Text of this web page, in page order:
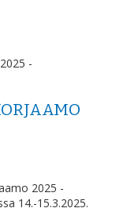
2025 -
14.-15.3.2025.